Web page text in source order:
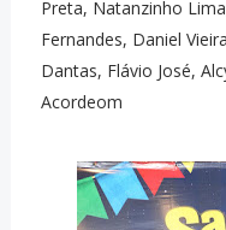
Preta, Natanzinho
Fernandes, Daniel
Dantas, Flávio José,
Acordeom